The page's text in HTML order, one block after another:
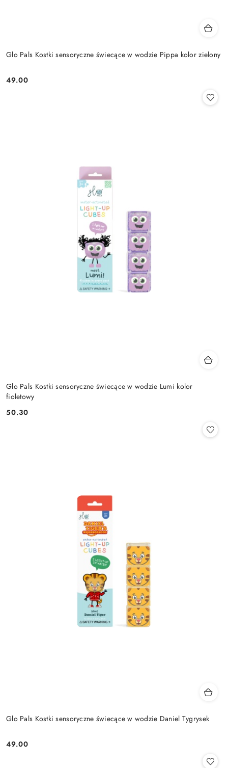
Glo Pals Kostki sensoryczne świecące w wodzie Pippa kolor zielony
Cena:
49.00
Glo Pals Kostki sensoryczne świecące w wodzie Lumi kolor
fioletowy
Cena:
50.30
Glo Pals Kostki sensoryczne świecące w wodzie Daniel Tygrysek
Cena:
49.00